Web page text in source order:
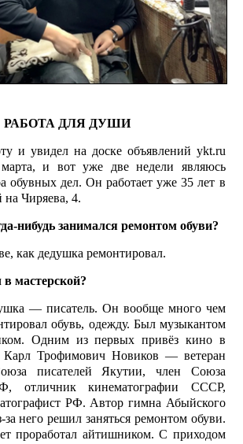
РАБОТА ДЛЯ ДУШИ
и увидел на доске объявлений ykt.ru
и вот уже две недели являюсь
обувных дел. Он работает уже 35 лет в
на Чиряева, 4.
нибудь занимался ремонтом обуви?
как дедушка ремонтировал.
мас­терской?
— писатель. Он вообще много чем
обувь, одежду. Был музыкантом
Одним из первых привёз кино в
Карл Трофимович Новиков — ветеран
писателей Якутии, член Союза
отличник кинематографии СССР,
РФ. Автор гимна Абыйского
него решил заняться ремонтом обуви.
проработал айтишником. С приходом